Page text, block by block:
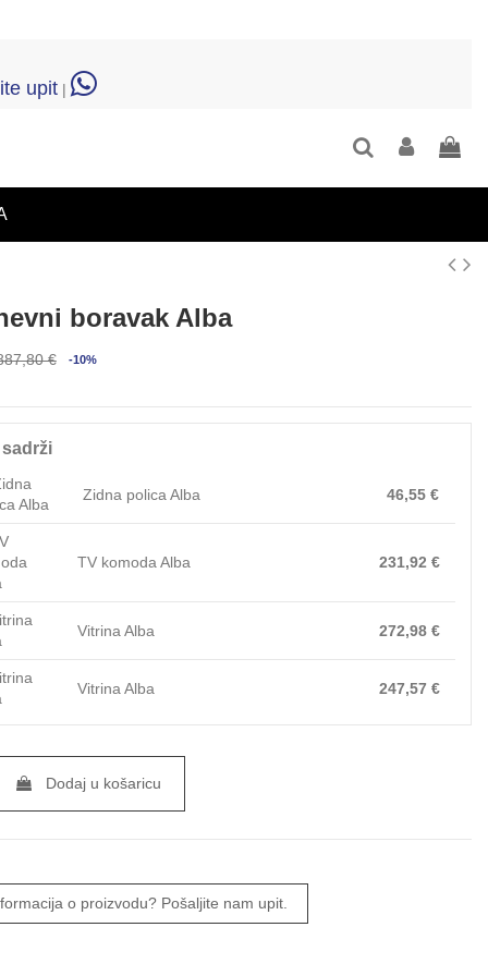
upit |
boravak Alba
€ -10%
Zidna polica Alba 46,55 €
TV komoda Alba 231,92 €
Vitrina Alba 272,98 €
Vitrina Alba 247,57 €
Dodaj u košaricu
o proizvodu? Pošaljite nam upit.